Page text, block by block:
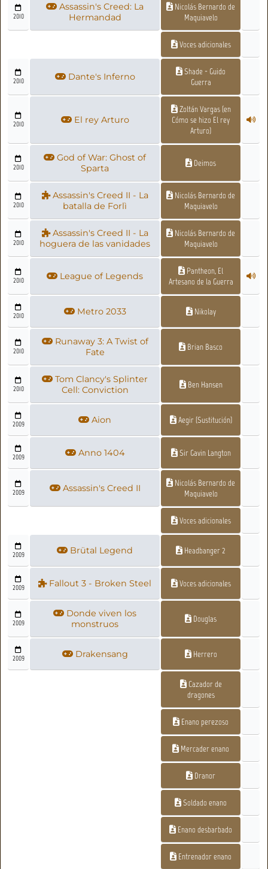
2010
Assassin's Creed: La
Hermandad
Nicolás Bernardo de
Maquiavelo
Voces adicionales
2010 Dante's Inferno
Shade - Guido
Guerra
2010 El rey Arturo
Zoltán Vargas (en
Cómo se hizo El rey
Arturo)
2010
God of War: Ghost of
Sparta
Deimos
2010
Assassin's Creed II - La
batalla de Forlì
Nicolás Bernardo de
Maquiavelo
2010
Assassin's Creed II - La
hoguera de las vanidades
Nicolás Bernardo de
Maquiavelo
2010 League of Legends
Pantheon, El
Artesano de la Guerra
2010 Metro 2033 Nikolay
2010
Runaway 3: A Twist of
Fate
Brian Basco
2010
Tom Clancy's Splinter
Cell: Conviction
Ben Hansen
2009 Aion Aegir (Sustitución)
2009 Anno 1404 Sir Gavin Langton
2009 Assassin's Creed II
Nicolás Bernardo de
Maquiavelo
Voces adicionales
2009 Brütal Legend Headbanger 2
2009 Fallout 3 - Broken Steel Voces adicionales
2009
Donde viven los
monstruos
Douglas
2009 Drakensang Herrero
Cazador de
dragones
Enano perezoso
Mercader enano
Dranor
Soldado enano
Enano desbarbado
Entrenador enano